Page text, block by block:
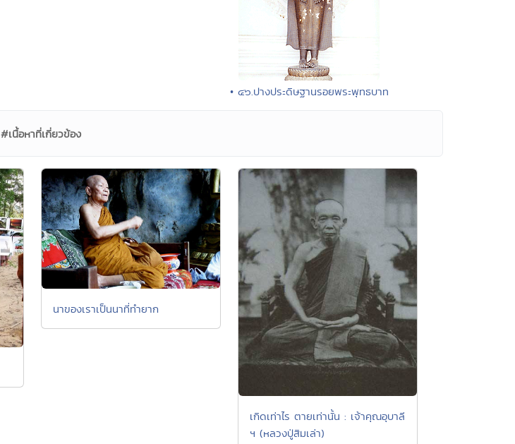
• ๔๖.ปางประดิษฐานรอยพระพุทธบาท
#เนื้อหาที่เกี่ยวข้อง
นาของเราเป็นนาที่ทำยาก
เกิดเท่าไร ตายเท่านั้น : เจ้าคุณอุบาลี
ฯ (หลวงปู่สิมเล่า)